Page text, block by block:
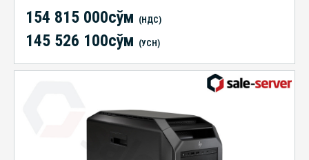
154 815 000сўм (НДС)
145 526 100сўм (УСН)